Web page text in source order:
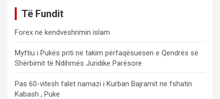
Të Fundit
Forex ne kendveshrimin islam
Myftiu i Pukës priti në takim përfaqësuesen e Qendrës së
Shërbimit të Ndihmës Juridike Parësore
Pas 60-vitesh falet namazi i Kurban Bajramit ne fshatin
Kabash , Puke